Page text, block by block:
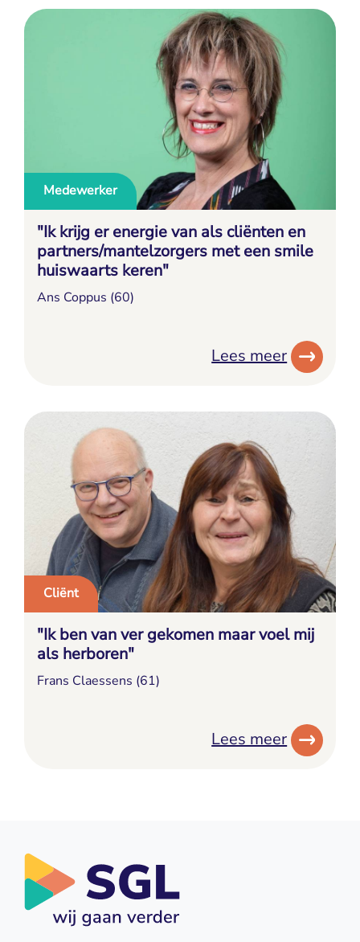
Medewerker
"Ik krijg er energie van als cliënten en
partners/mantelzorgers met een smile
huiswaarts keren"
Ans Coppus (60)
Lees meer
Cliënt
"Ik ben van ver gekomen maar voel mij
als herboren"
Frans Claessens (61)
Lees meer